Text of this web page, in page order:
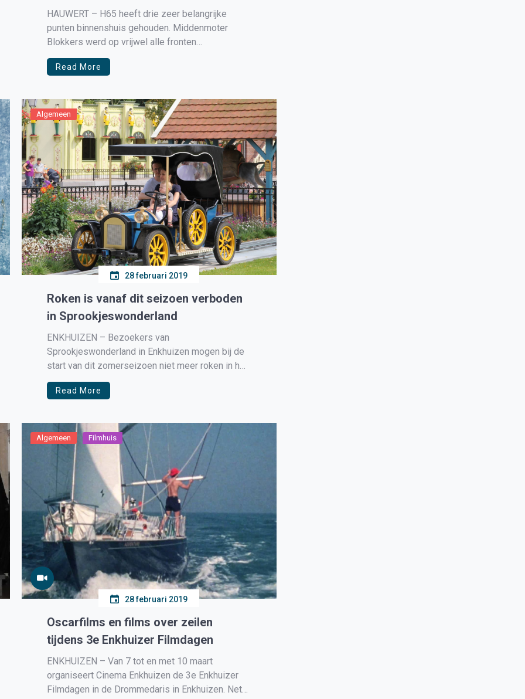
HAUWERT – H65 heeft drie zeer belangrijke
punten binnenshuis gehouden. Middenmoter
Blokkers werd op vrijwel alle fronten
afgetroefd op deze mooie zondag en zodoende
prijkte er een 2-1 overwinning op
Diepen kroonde zich met een Messiaanse halve
omhaal tot matchwinner. Een verslag van Lars
Bakker Vol overgave […]
Read More
Algemeen
28 februari 2019
Roken is vanaf dit seizoen verboden
in Sprookjeswonderland
ENKHUIZEN – Bezoekers van
Sprookjeswonderland in Enkhuizen mogen bij de
start van dit zomerseizoen niet meer roken in het
park. Dat meldt de pretparksite Looopings. Het
pretpark heeft al een streng rookbeleid. Zo is
bekende Sprookjesbos en bij de wachtrijen voor
de attracties, […]
Read More
Algemeen Filmhuis
28 februari 2019
Oscarfilms en films over zeilen
tijdens 3e Enkhuizer Filmdagen
ENKHUIZEN – Van 7 tot en met 10 maart
organiseert Cinema Enkhuizen de 3e Enkhuizer
Filmdagen in de Drommedaris in Enkhuizen. Net